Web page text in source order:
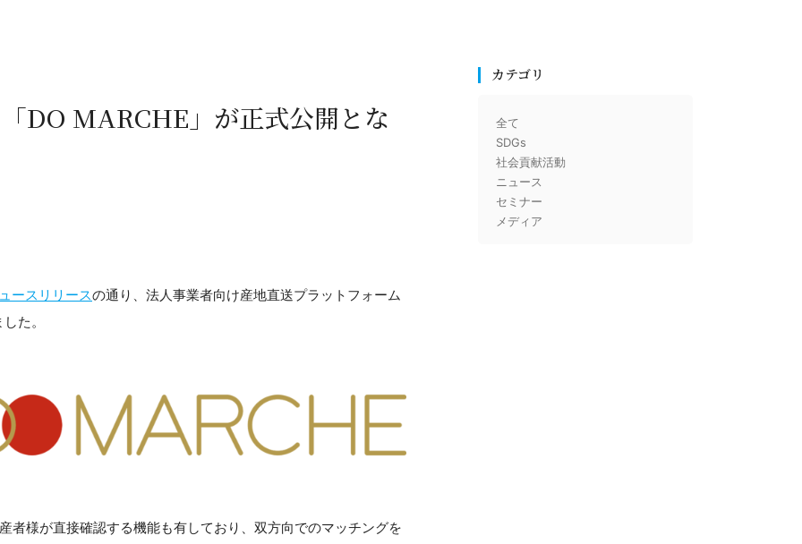
DO MARCHE」が正式公開とな
ースリリースの通り、法人事業者向け産地直送プラットフォーム
た。
様が直接確認する機能も有しており、双方向でのマッチングを
カテゴリ
全て
SDGs
社会貢献活動
ニュース
セミナー
メディア